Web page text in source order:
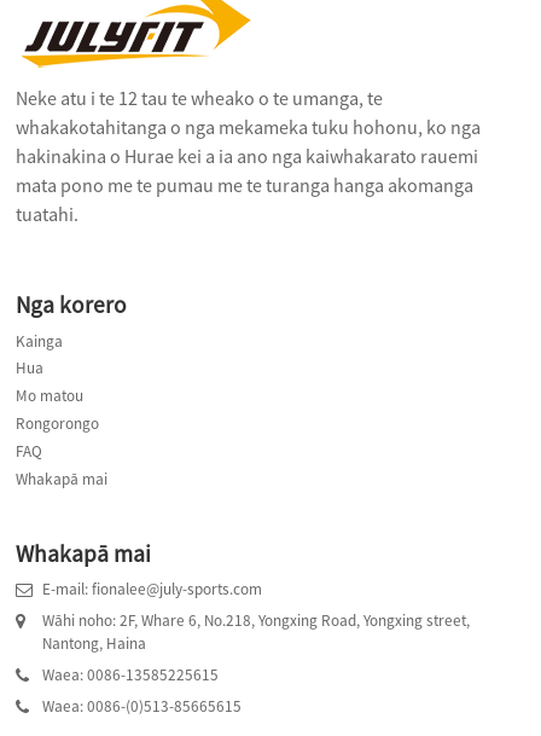
Neke atu i te 12 tau te wheako o te umanga, te
whakakotahitanga o nga mekameka tuku hohonu, ko nga
hakinakina o Hurae kei a ia ano nga kaiwhakarato rauemi
mata pono me te pumau me te turanga hanga akomanga
tuatahi.
Nga korero
Kainga
Hua
Mo matou
Rongorongo
FAQ
Whakapā mai
Whakapā mai
E-mail: fionalee@july-sports.com
Wāhi noho: 2F, Whare 6, No.218, Yongxing Road, Yongxing street,
Nantong, Haina
Waea: 0086-13585225615
Waea: 0086-(0)513-85665615